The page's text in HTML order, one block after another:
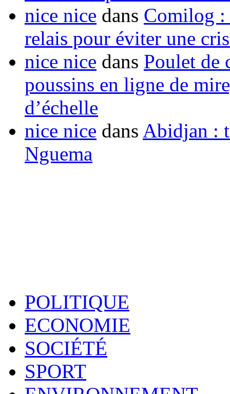
nice nice dans Comilog :
relais pour éviter une
nice nice dans Poulet de
poussins en ligne de
d’échelle
nice nice dans Abidjan :
Nguema
POLITIQUE
ECONOMIE
SOCIÉTÉ
SPORT